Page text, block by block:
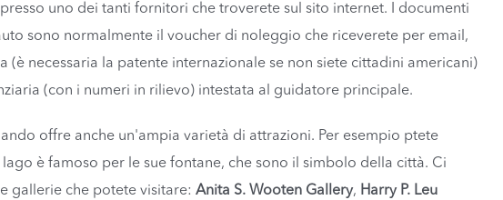
uno dei tanti fornitori che troverete sul sito internet. I documenti
sono normalmente il voucher di noleggio che riceverete per email,
(è necessaria la patente internazionale se non siete cittadini americani)
(con i numeri in rilievo) intestata al guidatore principale.
offre anche un'ampia varietà di attrazioni. Per esempio ptete
lago è famoso per le sue fontane, che sono il simbolo della città. Ci
gallerie che potete visitare: Anita S. Wooten Gallery, Harry P. Leu